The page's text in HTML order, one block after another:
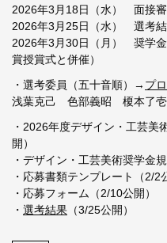
2026年3月18日（水） 面接審
2026年3月25日（水） 選考結
2026年3月30日（月） 奨学
賞授賞式と併催）
・選考委員（五十音順）→ プ
浅葉克己 色部義昭 榎本了
・2026年度デザイン・工芸
開）
・デザイン・工芸美術奨学金
・応募書類テンプレート（2/2
・応募フォーム（2/10公開）
・ 選考結果 （3/25公開）